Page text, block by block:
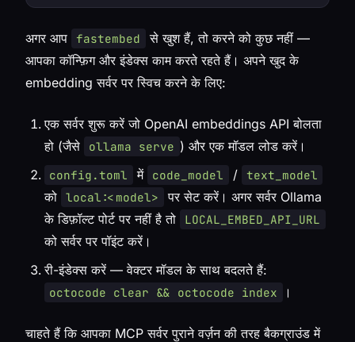
अगर आप fastembed
से खुश हैं, तो करने को कुछ नहीं —
आपका कॉन्फ़िग और इंडेक्स काम करते रहते हैं। अपने खुद के
embedding सर्वर पर स्विच करने के लिए:
एक सर्वर शुरू करें जो OpenAI embeddings API बोलता
हो (जैसे
ollama serve ) और एक मॉडल लोड करें।
config.toml में code_model / text_model
को local:<model>
पर सेट करें। अगर सर्वर Ollama
के डिफ़ॉल्ट पोर्ट पर नहीं है तो
LOCAL_EMBED_API_URL
को सर्वर पर पॉइंट करें।
री-इंडेक्स करें — वेक्टर मॉडल के साथ बदलते हैं:
octocode clear && octocode index ।
चाहते हैं कि आपका MCP सर्वर पुराने वर्ज़न की तरह बैकग्राउंड में